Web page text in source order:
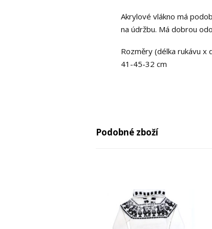
Akrylové vlákno má
na údržbu. Má dobrou
Rozměry (délka rukávu x
41-45-32 cm
Podobné zboží